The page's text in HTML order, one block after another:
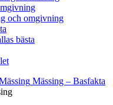
och omgivning
bästa
Mässing – Basfakta